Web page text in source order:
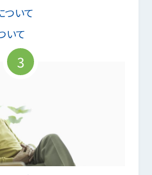
ついて
いて
3